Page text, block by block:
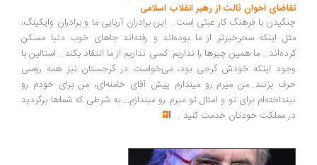
تقاضای اخوان ثالث از رهبر انقلاب اسلامی
جنگیدن با فرهنگ کار عبثی است... این برادران آریایی ما و برادران وایکینگ،
مثل اینکه سحرخیزتر از ما بوده‌اند و رفته‌اند جاهای خوب دنیا مسکن
کرده‌اند... ما همین چیزها را نداریم. کسی نداریم از ما انتقاد بکند... استالین با
وجود اینکه خودش گرجی بود، می‌خواست در گرجستان نیز همه روسی
حرف بزنند...من میرم رو میندازم پیش آقای خامنه‌ای، من برای خودم رو
نینداخته‌ام برای تو و امثال تو میرم رو میندازم... به شرطی که شماها برگردید
در مملکت خودتان خدمت کنید ...